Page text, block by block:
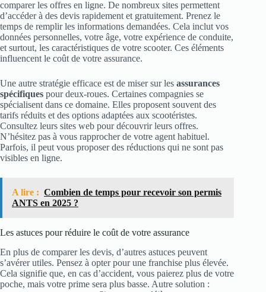
comparer les offres en ligne. De nombreux sites permettent
d’accéder à des devis rapidement et gratuitement. Prenez le
temps de remplir les informations demandées. Cela inclut vos
données personnelles, votre âge, votre expérience de conduite,
et surtout, les caractéristiques de votre scooter. Ces éléments
influencent le coût de votre assurance.
Une autre stratégie efficace est de miser sur les assurances
spécifiques pour deux-roues. Certaines compagnies se
spécialisent dans ce domaine. Elles proposent souvent des
tarifs réduits et des options adaptées aux scootéristes.
Consultez leurs sites web pour découvrir leurs offres.
N’hésitez pas à vous rapprocher de votre agent habituel.
Parfois, il peut vous proposer des réductions qui ne sont pas
visibles en ligne.
A lire : Combien de temps pour recevoir son permis
ANTS en 2025 ?
Les astuces pour réduire le coût de votre assurance
En plus de comparer les devis, d’autres astuces peuvent
s’avérer utiles. Pensez à opter pour une franchise plus élevée.
Cela signifie que, en cas d’accident, vous paierez plus de votre
poche, mais votre prime sera plus basse. Autre solution :